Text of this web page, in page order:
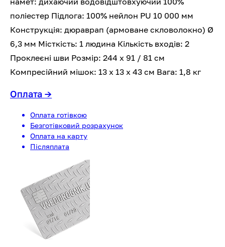
поліестер Підлога: 100% нейлон PU 10 000 мм
Конструкція: дюраврап (армоване скловолокно) Ø
6,3 мм Місткість: 1 людина Кількість входів: 2
Проклеєні шви Розмір: 244 x 91 / 81 см
Компресійний мішок: 13 x 13 х 43 см Вага: 1,8 кг
Оплата→
Оплата готівкою
Безготівковий розрахунок
Оплата на карту
Післяплата